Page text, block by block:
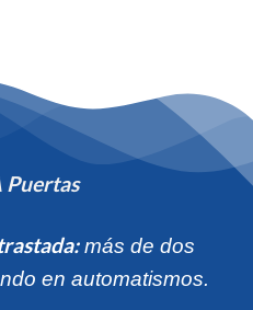
Puertas
más de dos
en automatismos.